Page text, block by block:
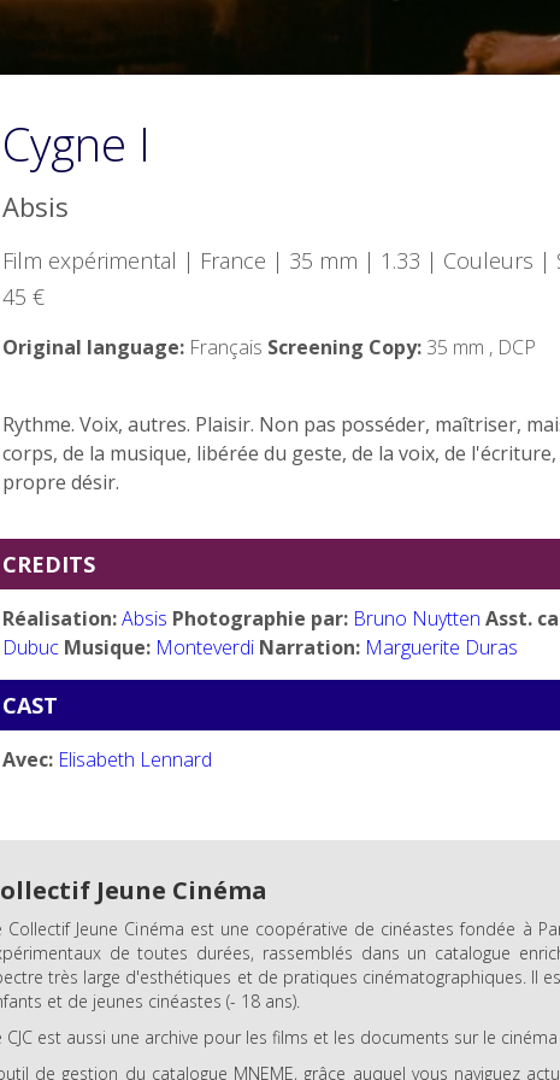
Cygne I
Absis
Film expérimental | France | 35 mm | 1.33 | Couleurs
45 €
Original language: Français Screening Copy: 35 mm , DCP
Rythme. Voix, autres. Plaisir. Non pas posséder, maîtriser,
corps, de la musique, libérée du geste, de la voix, de
propre désir.
CREDITS
Réalisation:Absis Photographie par: Bruno Nuytten Asst.
Dubuc Musique: Monteverdi Narration: Marguerite Duras
CAST
Avec: Elisabeth Lennard
Jeune Cinéma
Collectif Jeune Cinéma est une coopérative de cinéastes fondée à
de toutes durées, rassemblés dans un catalogue
très large d'esthétiques et de pratiques cinématographiques. Il
et de jeunes cinéastes (- 18 ans).
CJC est aussi une archive pour les films et les documents sur le
de gestion du catalogue MNEME, grâce auquel vous naviguez